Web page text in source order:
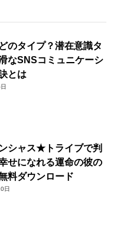
のタイプ？潜在意識タ
なSNSコミュニケーシ
とは
ンシャス★トライブで判
せになれる運命の彼の
料ダウンロード
日